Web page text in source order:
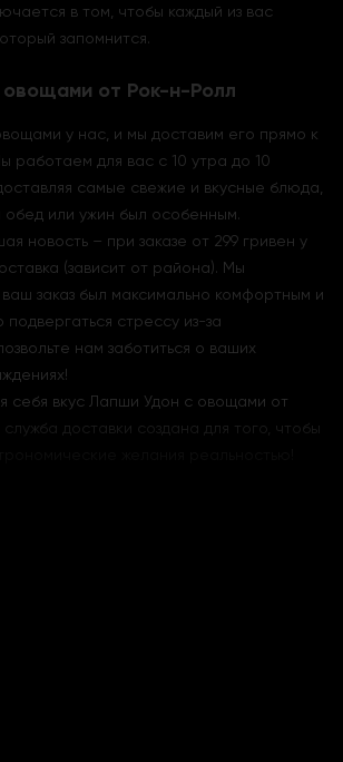
в том, чтобы каждый из вас
запомнится.
от Рок-н-Ролл
у нас, и мы доставим его прямо к
работаем для вас с 10 утра до 10
самые свежие и вкусные блюда,
или ужин был особенным.
новость – при заказе от 299 гривен у
(зависит от района). Мы
заказ был максимально комфортным и
стрессу из-за
нам заботиться о ваших
себя вкус Лапши Удон с овощами от
доставки создана для того, чтобы